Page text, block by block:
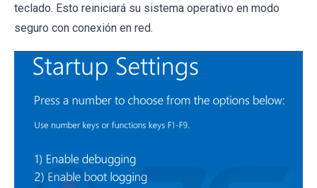
teclado. Esto reiniciará su sistema operativo en modo
seguro con conexión en red.